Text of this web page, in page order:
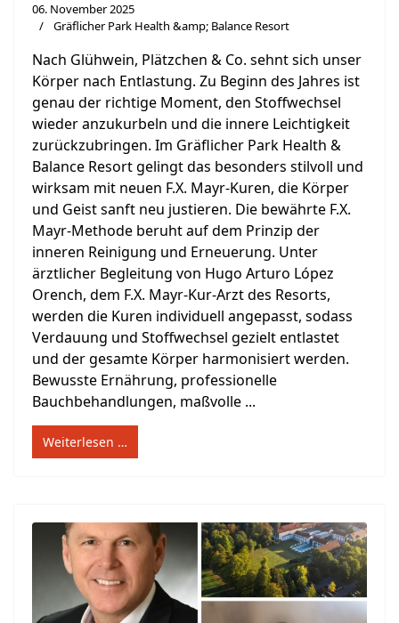
06. November 2025
Gräflicher Park Health &amp; Balance Resort
Nach Glühwein, Plätzchen & Co. sehnt sich unser
Körper nach Entlastung. Zu Beginn des Jahres ist
genau der richtige Moment, den Stoffwechsel
wieder anzukurbeln und die innere Leichtigkeit
zurückzubringen. Im Gräflicher Park Health &
Balance Resort gelingt das besonders stilvoll und
wirksam mit neuen F.X. Mayr-Kuren, die Körper
und Geist sanft neu justieren. Die bewährte F.X.
Mayr-Methode beruht auf dem Prinzip der
inneren Reinigung und Erneuerung. Unter
ärztlicher Begleitung von Hugo Arturo López
Orench, dem F.X. Mayr-Kur-Arzt des Resorts,
werden die Kuren individuell angepasst, sodass
Verdauung und Stoffwechsel gezielt entlastet
und der gesamte Körper harmonisiert werden.
Bewusste Ernährung, professionelle
Bauchbehandlungen, maßvolle ...
Weiterlesen …